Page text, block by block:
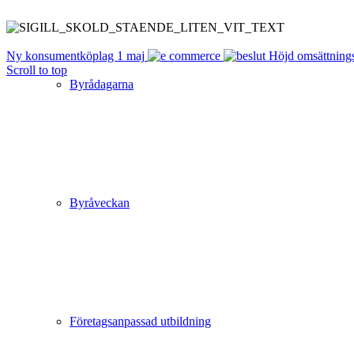
Byrådagarna
Byråveckan
Företagsanpassad utbildning
Ny konsumentköplag 1 maj
Höjd
Scroll to top